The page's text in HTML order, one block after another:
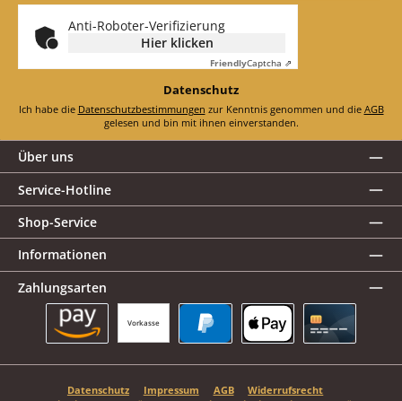
*
Anti-Roboter-Verifizierung
Hier klicken
FriendlyCaptcha ⇗
Datenschutz
Ich habe die Datenschutzbestimmungen zur Kenntnis genommen und die AGB
gelesen und bin mit ihnen einverstanden.
Über uns
Service-Hotline
Shop-Service
Informationen
Zahlungsarten
Vorkasse
Datenschutz Impressum AGB
Widerrufsrecht